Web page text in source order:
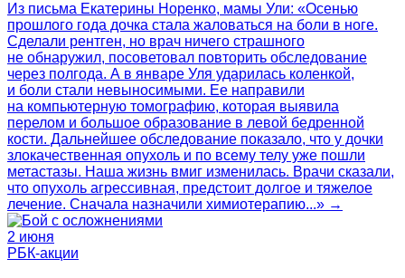
Из письма Екатерины Норенко, мамы Ули: «Осенью
прошлого года дочка стала жаловаться на боли в ноге.
Сделали рентген, но врач ничего страшного
не обнаружил, посоветовал повторить обследование
через полгода. А в январе Уля ударилась коленкой,
и боли стали невыносимыми. Ее направили
на компьютерную томографию, которая выявила
перелом и большое образование в левой бедренной
кости. Дальнейшее обследование показало, что у дочки
злокачественная опухоль и по всему телу уже пошли
метастазы. Наша жизнь вмиг изменилась. Врачи сказали,
что опухоль агрессивная, предстоит долгое и тяжелое
лечение. Сначала назначили химиотерапию...» →
2 июня
РБК-акции